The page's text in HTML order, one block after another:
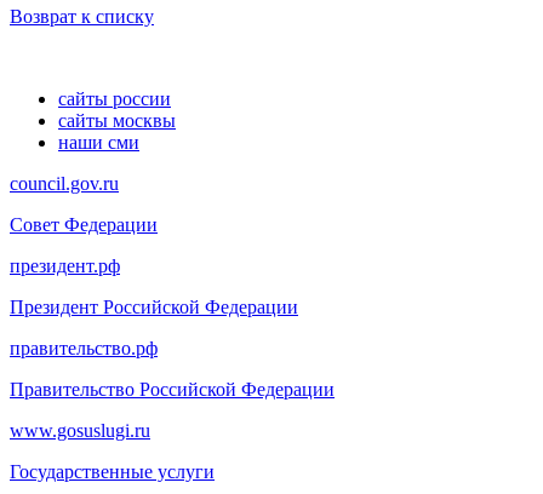
Возврат к списку
сайты россии
сайты москвы
наши сми
council.gov.ru
Совет Федерации
президент.рф
Президент Российской Федерации
правительство.рф
Правительство Российской Федерации
www.gosuslugi.ru
Государственные услуги